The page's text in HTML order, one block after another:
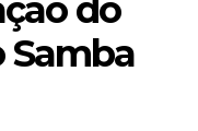
do
Samba